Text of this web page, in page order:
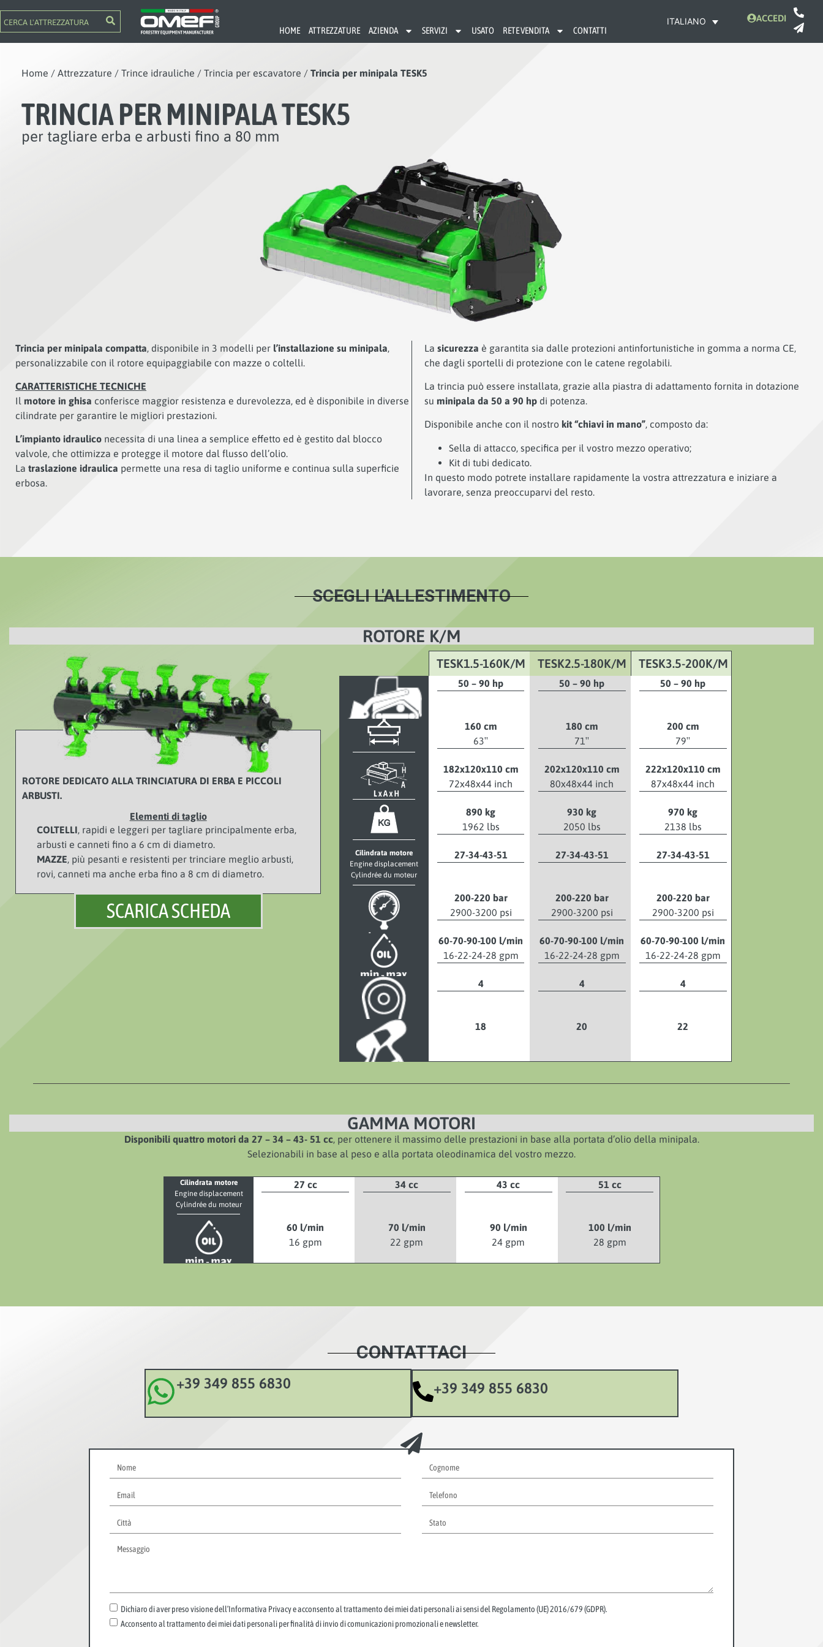
HOME ATTREZZATURE AZIENDA SERVIZI USATO RETE VENDITA CONTATTI
ITALIANO ACCEDI
Home / Attrezzature / Trince idrauliche / Trincia per escavatore / Trincia per minipala TESK5
TRINCIA PER MINIPALA TESK5
per tagliare erba e arbusti fino a 80 mm
Trincia per minipala compatta, disponibile in 3 modelli per l’installazione su minipala,
personalizzabile con il rotore equipaggiabile con mazze o coltelli.
CARATTERISTICHE TECNICHE
Il motore in ghisa conferisce maggior resistenza e durevolezza, ed è disponibile in diverse
cilindrate per garantire le migliori prestazioni.
L’impianto idraulico necessita di una linea a semplice effetto ed è gestito dal blocco
valvole, che ottimizza e protegge il motore dal flusso dell’olio.
La traslazione idraulica permette una resa di taglio uniforme e continua sulla superficie
erbosa.
La sicurezza è garantita sia dalle protezioni antinfortunistiche in gomma a norma CE,
che dagli sportelli di protezione con le catene regolabili.
La trincia può essere installata, grazie alla piastra di adattamento fornita in dotazione
su minipala da 50 a 90 hp di potenza.
Disponibile anche con il nostro kit “chiavi in mano”, composto da:
Sella di attacco, specifica per il vostro mezzo operativo;
Kit di tubi dedicato.
In questo modo potrete installare rapidamente la vostra attrezzatura e iniziare a
lavorare, senza preoccuparvi del resto.
SCEGLI L'ALLESTIMENTO
ROTORE K/M
ROTORE DEDICATO ALLA TRINCIATURA DI ERBA E PICCOLI
ARBUSTI.
Elementi di taglio
COLTELLI , rapidi e leggeri per tagliare principalmente erba,
arbusti e canneti fino a 6 cm di diametro.
MAZZE , più pesanti e resistenti per trinciare meglio arbusti,
rovi, canneti ma anche erba fino a 8 cm di diametro.
SCARICA SCHEDA
Cilindrata motore
Engine displacement
Cylindrée du moteur
TESK1.5-160K/M
50 – 90 hp
160 cm
63″
182x120x110 cm
72x48x44 inch
890 kg
1962 lbs
27-34-43-51
200-220 bar
2900-3200 psi
60-70-90-100 l/min
16-22-24-28 gpm
4
18
TESK2.5-180K/M
50 – 90 hp
180 cm
71″
202x120x110 cm
80x48x44 inch
930 kg
2050 lbs
27-34-43-51
200-220 bar
2900-3200 psi
60-70-90-100 l/min
16-22-24-28 gpm
4
20
TESK3.5-200K/M
50 – 90 hp
200 cm
79″
222x120x110 cm
87x48x44 inch
970 kg
2138 lbs
27-34-43-51
200-220 bar
2900-3200 psi
60-70-90-100 l/min
16-22-24-28 gpm
4
22
GAMMA MOTORI
Disponibili quattro motori da 27 – 34 – 43- 51 cc, per ottenere il massimo delle prestazioni in base alla portata d’olio della minipala.
Selezionabili in base al peso e alla portata oleodinamica del vostro mezzo.
Cilindrata motore
Engine displacement
Cylindrée du moteur
27 cc
60 l/min
16 gpm
34 cc
70 l/min
22 gpm
43 cc
90 l/min
24 gpm
51 cc
100 l/min
28 gpm
CONTATTACI
+39 349 855 6830 +39 349 855 6830
Dichiaro di aver preso visione dell’Informativa Privacy e acconsento al trattamento dei miei dati personali ai sensi del Regolamento (UE) 2016/679 (GDPR).
Acconsento al trattamento dei miei dati personali per finalità di invio di comunicazioni promozionali e newsletter.